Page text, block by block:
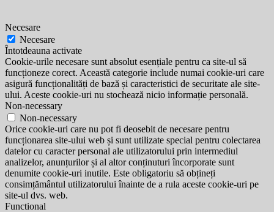
Necesare
Necesare
Întotdeauna activate
Cookie-urile necesare sunt absolut esențiale pentru ca site-ul să
funcționeze corect. Această categorie include numai cookie-uri care
asigură funcționalități de bază și caracteristici de securitate ale site-
ului. Aceste cookie-uri nu stochează nicio informație personală.
Non-necessary
Non-necessary
Orice cookie-uri care nu pot fi deosebit de necesare pentru
funcționarea site-ului web și sunt utilizate special pentru colectarea
datelor cu caracter personal ale utilizatorului prin intermediul
analizelor, anunțurilor și al altor conținuturi încorporate sunt
denumite cookie-uri inutile. Este obligatoriu să obțineți
consimțământul utilizatorului înainte de a rula aceste cookie-uri pe
site-ul dvs. web.
Functional